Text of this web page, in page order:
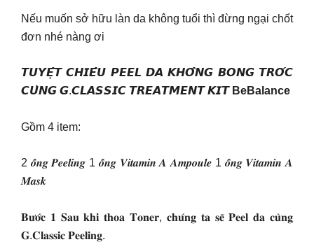
Nếu muốn sở hữu làn da không tuổi thì đừng ngại chốt
đơn nhé nàng ơi
𝙏𝙐𝙔𝙀̣̂𝙏 𝘾𝙃𝙄𝙀̂𝙐 𝙋𝙀𝙀𝙇 𝘿𝘼 𝙆𝙃𝙊̂𝙉𝙂 𝘽𝙊𝙉𝙂 𝙏𝙍𝙊́𝘾
𝘾𝙐̀𝙉𝙂 𝙂.𝘾𝙇𝘼𝙎𝙎𝙄𝘾 𝙏𝙍𝙀𝘼𝙏𝙈𝙀𝙉𝙏 𝙆𝙄𝙏 BeBalance
Gồm 4 item:
2 𝒐̂́𝒏𝒈 𝑷𝒆𝒆𝒍𝒊𝒏𝒈 1 𝒐̂́𝒏𝒈 𝑽𝒊𝒕𝒂𝒎𝒊𝒏 𝑨 𝑨𝒎𝒑𝒐𝒖𝒍𝒆 1 𝒐̂́𝒏𝒈 𝑽𝒊𝒕𝒂𝒎𝒊𝒏 𝑨
𝑴𝒂𝒔𝒌
𝐁𝐮̛𝐨̛́𝐜 𝟏 𝐒𝐚𝐮 𝐤𝐡𝐢 𝐭𝐡𝐨𝐚 𝐓𝐨𝐧𝐞𝐫, 𝐜𝐡𝐮́𝐧𝐠 𝐭𝐚 𝐬𝐞̃ 𝐏𝐞𝐞𝐥 𝐝𝐚 𝐜𝐮̀𝐧𝐠
𝐆.𝐂𝐥𝐚𝐬𝐬𝐢𝐜 𝐏𝐞𝐞𝐥𝐢𝐧𝐠.